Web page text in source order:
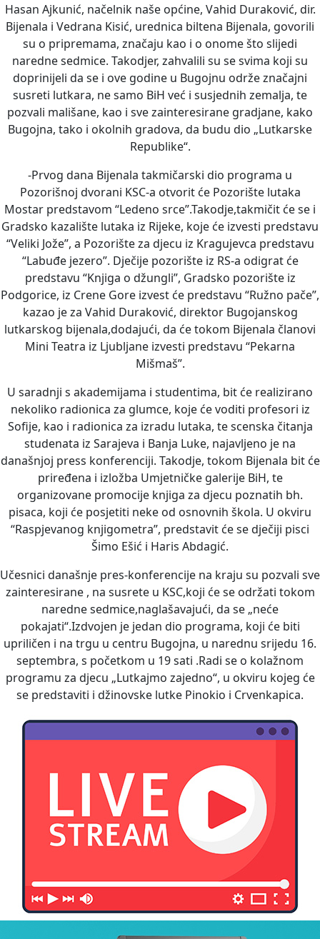
Hasan Ajkunić, načelnik naše općine, Vahid Duraković, dir.
Bijenala i Vedrana Kisić, urednica biltena Bijenala, govorili
su o pripremama, značaju kao i o onome što slijedi
naredne sedmice. Takodjer, zahvalili su se svima koji su
doprinijeli da se i ove godine u Bugojnu održe značajni
susreti lutkara, ne samo BiH već i susjednih zemalja, te
pozvali mališane, kao i sve zainteresirane gradjane, kako
Bugojna, tako i okolnih gradova, da budu dio „Lutkarske
Republike“.
-Prvog dana Bijenala takmičarski dio programa u
Pozorišnoj dvorani KSC-a otvorit će Pozorište lutaka
Mostar predstavom “Ledeno srce”.Takodje,takmičit će se i
Gradsko kazalište lutaka iz Rijeke, koje će izvesti predstavu
“Veliki Jože”, a Pozorište za djecu iz Kragujevca predstavu
“Labuđe jezero”. Dječije pozorište iz RS-a odigrat će
predstavu “Knjiga o džungli”, Gradsko pozorište iz
Podgorice, iz Crene Gore izvest će predstavu “Ružno pače”,
kazao je za Vahid Duraković, direktor Bugojanskog
lutkarskog bijenala,dodajući, da će tokom Bijenala članovi
Mini Teatra iz Ljubljane izvesti predstavu “Pekarna
Mišmaš”.
U saradnji s akademijama i studentima, bit će realizirano
nekoliko radionica za glumce, koje će voditi profesori iz
Sofije, kao i radionica za izradu lutaka, te scenska čitanja
studenata iz Sarajeva i Banja Luke, najavljeno je na
današnjoj press konferenciji. Takodje, tokom Bijenala bit će
priređena i izložba Umjetničke galerije BiH, te
organizovane promocije knjiga za djecu poznatih bh.
pisaca, koji će posjetiti neke od osnovnih škola. U okviru
“Raspjevanog knjigometra”, predstavit će se dječiji pisci
Šimo Ešić i Haris Abdagić.
Učesnici današnje pres-konferencije na kraju su pozvali sve
zainteresirane , na susrete u KSC,koji će se održati tokom
naredne sedmice,naglašavajući, da se „neće
pokajati“.Izdvojen je jedan dio programa, koji će biti
upriličen i na trgu u centru Bugojna, u narednu srijedu 16.
septembra, s početkom u 19 sati .Radi se o kolažnom
programu za djecu „Lutkajmo zajedno“, u okviru kojeg će
se predstaviti i džinovske lutke Pinokio i Crvenkapica.